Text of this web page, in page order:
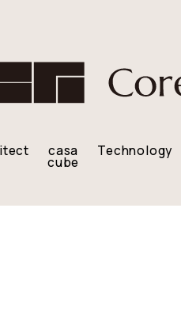
casa
cube
Technology